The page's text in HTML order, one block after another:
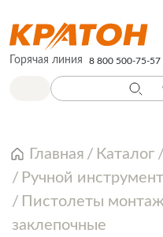
Горячая линия 8 800 500-75-57
Главная Каталог
Ручной инструмент
Пистолеты
заклепочные